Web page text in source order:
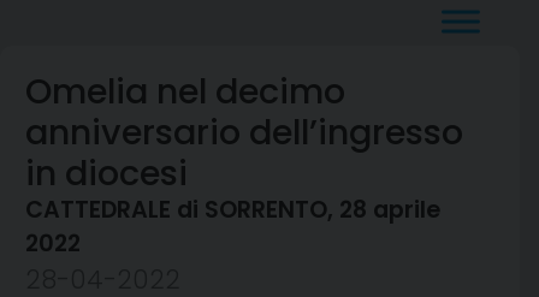
Omelia nel decimo
anniversario dell’ingresso
in diocesi
CATTEDRALE di SORRENTO, 28 aprile
2022